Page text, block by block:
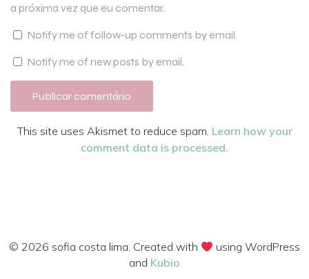
a próxima vez que eu comentar.
Notify me of follow-up comments by email.
Notify me of new posts by email.
This site uses Akismet to reduce spam. Learn how your
comment data is processed.
© 2026 sofia costa lima. Created with
using WordPress
and Kubio